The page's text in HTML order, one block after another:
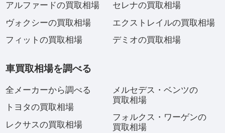
アルファードの買取相場
ヴォクシーの買取相場
フィットの買取相場
セレナの買取相場
エクストレイルの買取相場
デミオの買取相場
車買取相場を調べる
全メーカーから調べる
トヨタの買取相場
レクサスの買取相場
メルセデス・ベンツの
買取相場
フォルクス・ワーゲンの
買取相場